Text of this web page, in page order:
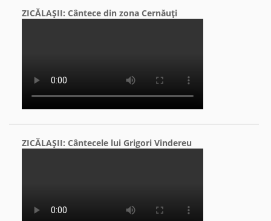
ZICĂLAŞII: Cântece din zona Cernăuţi
ZICĂLAŞII: Cântecele lui Grigori Vindereu